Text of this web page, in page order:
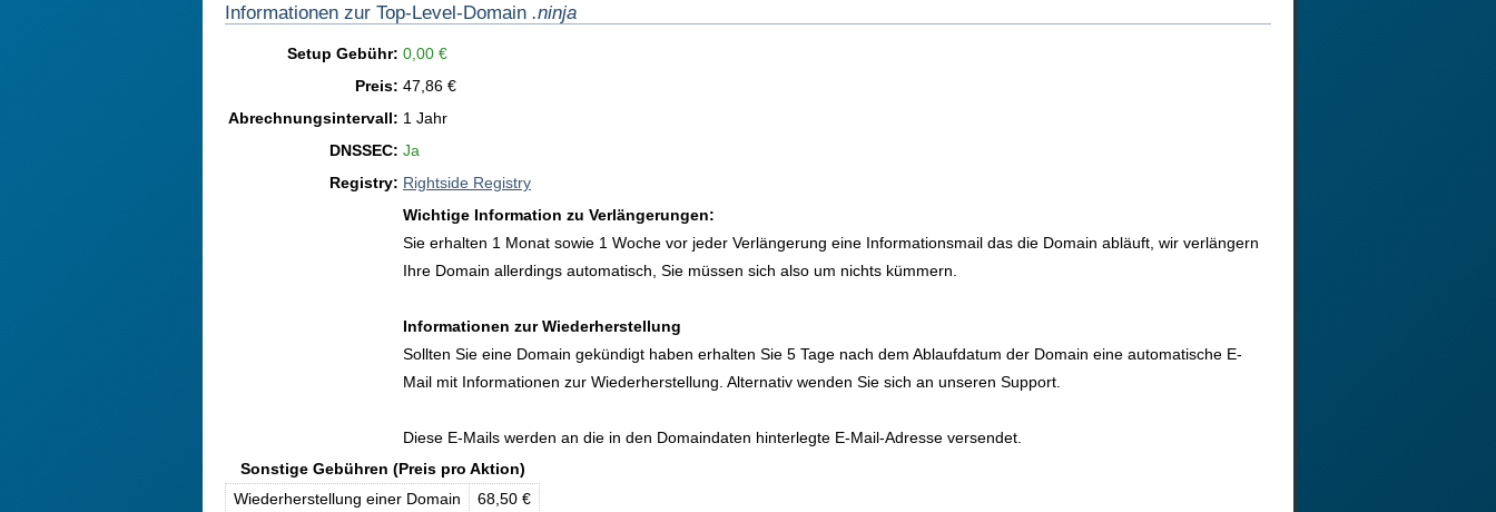
Informationen zur Top-Level-Domain .ninja
Setup Gebühr: 0,00 €
Preis: 47,86 €
Abrechnungsintervall: 1 Jahr
DNSSEC: Ja
Registry: Rightside Registry
Wichtige Information zu Verlängerungen:
Sie erhalten 1 Monat sowie 1 Woche vor jeder Verlängerung eine Informationsmail das die Domain abläuft, wir verlängern
Ihre Domain allerdings automatisch, Sie müssen sich also um nichts kümmern.
Informationen zur Wiederherstellung
Sollten Sie eine Domain gekündigt haben erhalten Sie 5 Tage nach dem Ablaufdatum der Domain eine automatische E-
Mail mit Informationen zur Wiederherstellung. Alternativ wenden Sie sich an unseren Support.
Diese E-Mails werden an die in den Domaindaten hinterlegte E-Mail-Adresse versendet.
Sonstige Gebühren (Preis pro Aktion)
Wiederherstellung einer Domain
68,50 €